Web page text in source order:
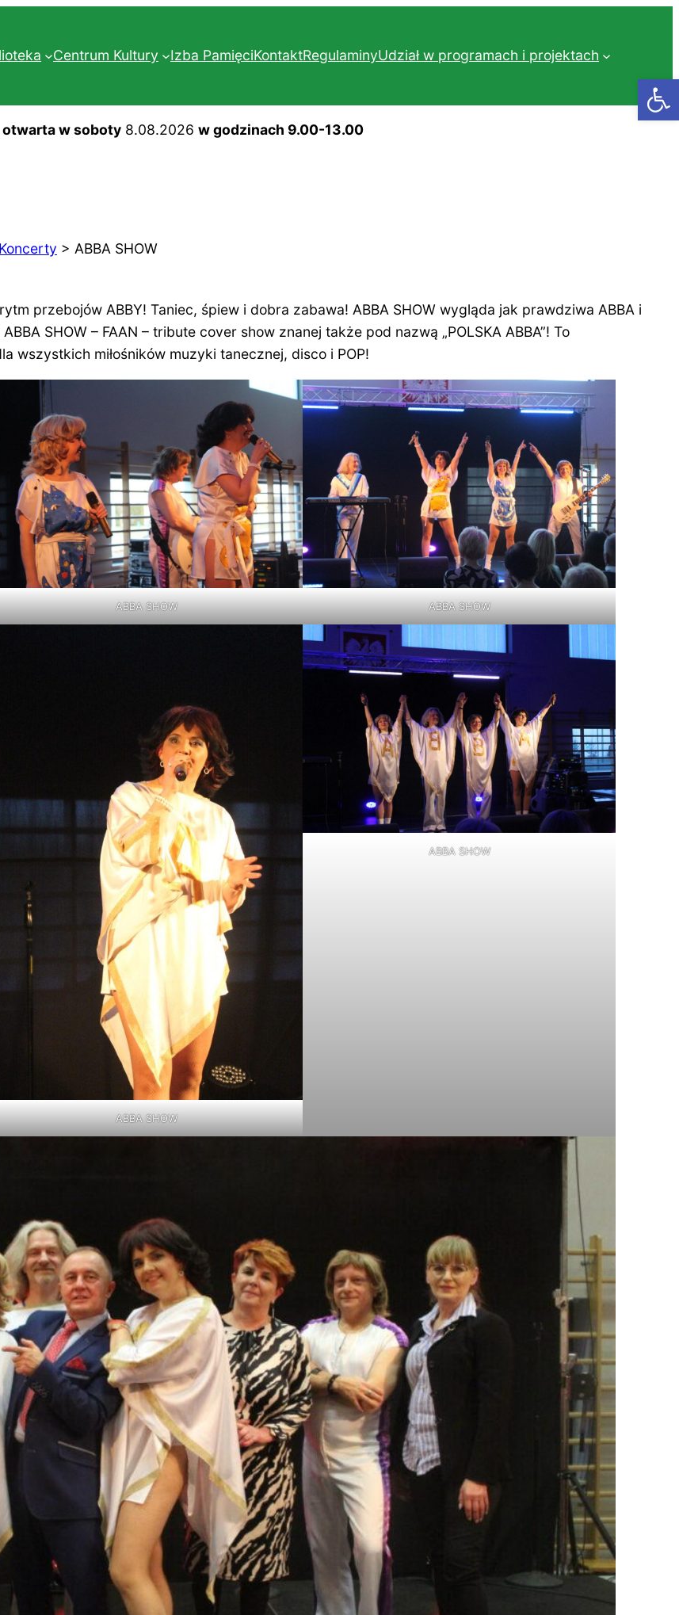
Centrum Kultury Izba PamięciKontaktRegulaminyUdział w programach i projektach
w soboty8.08.2026 w godzinach 9.00-13.00
Koncerty > ABBA SHOW
przebojów ABBY! Taniec, śpiew i dobra zabawa! ABBA SHOW wygląda jak prawdziwa ABBA i
SHOW – FAAN – tribute cover show znanej także pod nazwą „POLSKA ABBA”! To
wszystkich miłośników muzyki tanecznej, disco i POP!
ABBA SHOW ABBA SHOW
ABBA SHOW
ABBA SHOW